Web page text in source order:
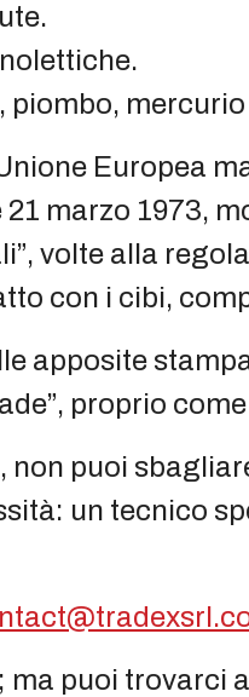
mercurio
Europea
marzo 1973,
volte alla
con i cibi,
apposite
proprio
non puoi
un tecnico
ma puoi trovarci